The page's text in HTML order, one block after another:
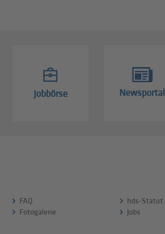
Jobbörse Newsportal
FAQ
Fotogalerie
hds-Statut
Jobs